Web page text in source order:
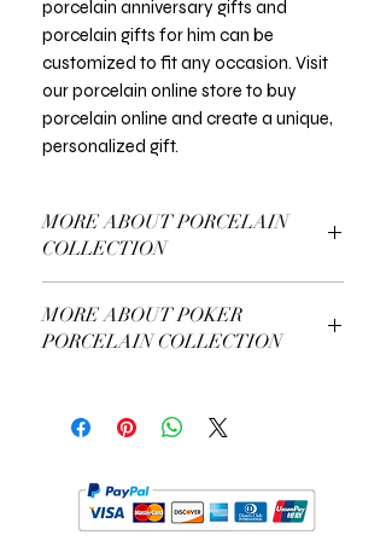
porcelain anniversary gifts and
porcelain gifts for him can be
customized to fit any occasion. Visit
our porcelain online store to buy
porcelain online and create a unique,
personalized gift.
MORE ABOUT PORCELAIN
COLLECTION
MORE ABOUT POKER
PORCELAIN COLLECTION